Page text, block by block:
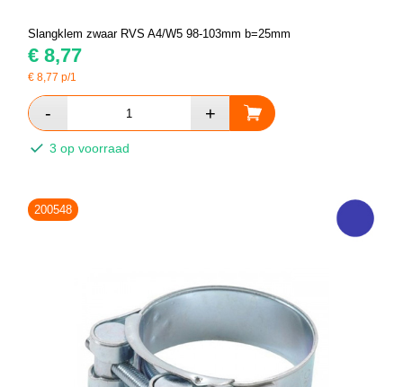
Slangklem zwaar RVS A4/W5 98-103mm b=25mm
€ 8,77
€8,77 p/1
3 op voorraad
200548